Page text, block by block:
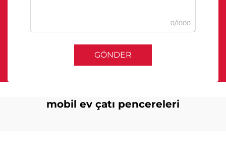
0/1000
GÖNDER
mobil ev çatı pencereleri